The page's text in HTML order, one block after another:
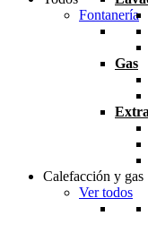
Gas
Calefacción y gas
Ver todos
Fontanería